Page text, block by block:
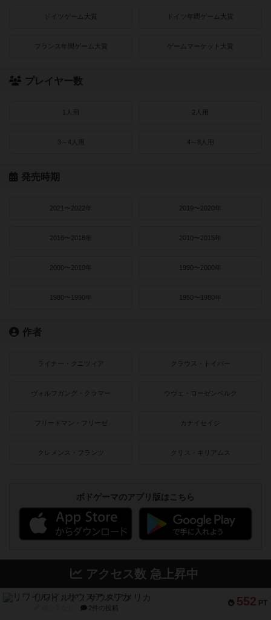
ドイツゲーム大賞 ドイツ年間ゲーム大賞
フランス年間ゲーム大賞 ゲームマーケット大賞
プレイヤー数
1人用 2人用
3～4人用 4～8人用
発売時期
2021〜2022年 2019〜2020年
2016〜2018年 2010〜2015年
2000〜2010年 1990〜2000年
1980〜1990年 1950〜1980年
作者
ライナー・クニツィア クラウス・トイバー
ヴォルフガング・クラマー ウヴェ・ローゼンベルク
フリードマン・フリーゼ カナイセイジ
クレメンス・フランツ クリス・キリアムス
ボドゲーマのアプリ版はこちら
アクセス数 急上昇中
552 PT
リワイルド：サウスアメリカ
2件の投稿